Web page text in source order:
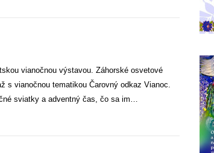
vianočnou výstavou. Záhorské osvetové
s vianočnou tematikou Čarovný odkaz Vianoc.
sviatky a adventný čas, čo sa im…